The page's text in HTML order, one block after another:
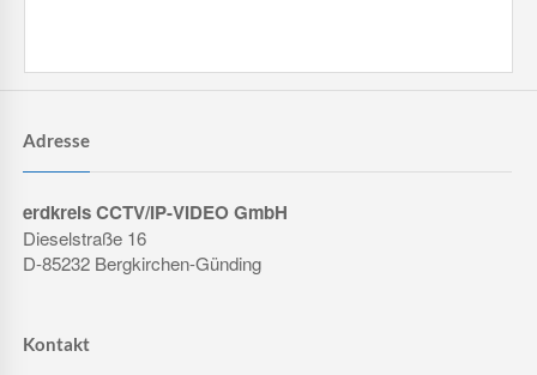
Adresse
erdkreis CCTV/IP-VIDEO GmbH
Dieselstraße 16
D-85232 Bergkirchen-Günding
Kontakt